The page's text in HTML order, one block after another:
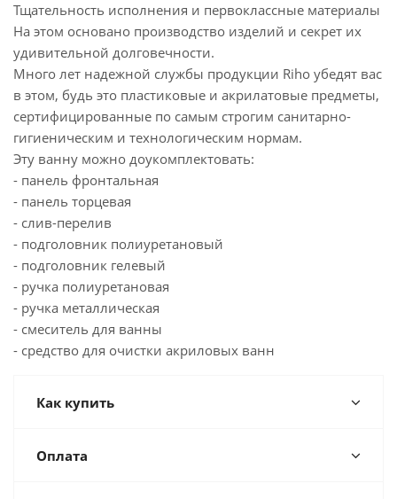
Тщательность исполнения и первоклассные материалы
На этом основано производство изделий и секрет их
удивительной долговечности.
Много лет надежной службы продукции Riho убедят вас
в этом, будь это пластиковые и акрилатовые предметы,
сертифицированные по самым строгим санитарно-
гигиеническим и технологическим нормам.
Эту ванну можно доукомплектовать:
- панель фронтальная
- панель торцевая
- слив-перелив
- подголовник полиуретановый
- подголовник гелевый
- ручка полиуретановая
- ручка металлическая
- смеситель для ванны
- средство для очистки акриловых ванн
Как купить
Оплата